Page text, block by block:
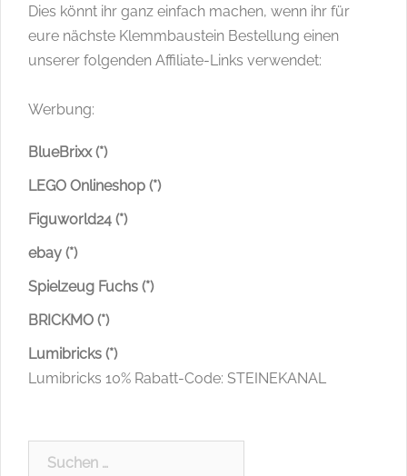
Dies könnt ihr ganz einfach machen, wenn ihr für
eure nächste Klemmbaustein Bestellung einen
unserer folgenden Affiliate-Links verwendet:
Werbung:
BlueBrixx (*)
LEGO Onlineshop (*)
Figuworld24 (*)
ebay (*)
Spielzeug Fuchs (*)
BRICKMO (*)
Lumibricks (*)
Lumibricks 10% Rabatt-Code: STEINEKANAL